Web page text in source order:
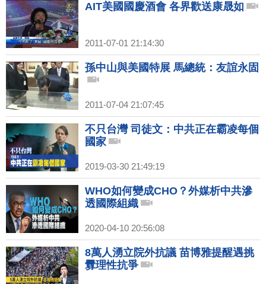
AIT美國國慶酒會 各界歡送康晟如
2011-07-01 21:14:30
孫中山與美國特展 馬總統：友誼永固
2011-07-04 21:07:45
不只台灣 司徒文：中共正在霸凌每個
國家
2019-03-30 21:49:19
WHO如何變成CHO？外媒析中共滲
透國際組織
2020-04-10 20:56:08
8萬人湧立院外抗議 苗博雅提醒遇挑
釁理性抗爭